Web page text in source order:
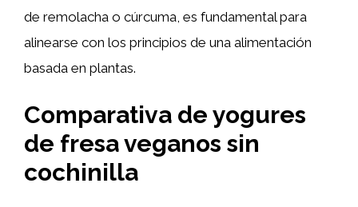
de remolacha o cúrcuma, es fundamental para
alinearse con los principios de una alimentación
basada en plantas.
Comparativa de yogures
de fresa veganos sin
cochinilla